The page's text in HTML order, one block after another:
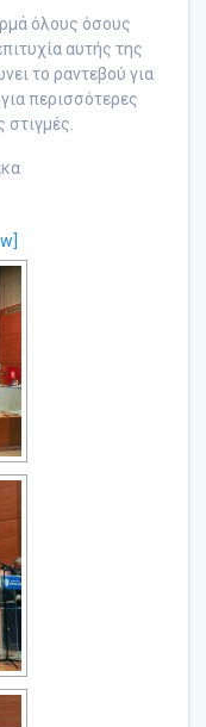
όλους όσους
αυτής της
το ραντεβού για
περισσότερες
στιγμές.